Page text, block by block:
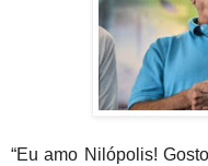
“Eu amo Nilópolis!